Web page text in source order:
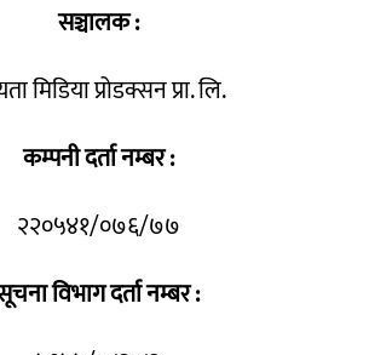
सञ्चालक :
मिडिया प्रोडक्सन प्रा. लि.
कम्पनी दर्ता नम्बर :
२२०५४१/०७६/७७
विभाग दर्ता नम्बर :